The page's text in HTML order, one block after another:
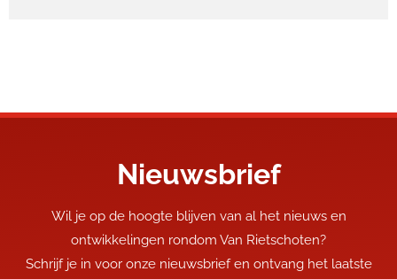
Nieuwsbrief
Wil je op de hoogte blijven van al het nieuws en
ontwikkelingen rondom Van Rietschoten?
Schrijf je in voor onze nieuwsbrief en ontvang het laatste